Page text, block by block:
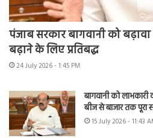
पंजाब सरकार बागवानी को
बढ़ाने के लिए प्रतिबद्ध
24 July 2026 - 1:45 PM
बागवानी को
बीज से बाजार तक पूरा
15 July 2026 - 11:43